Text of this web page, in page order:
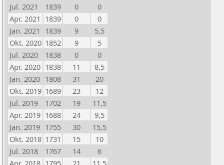
Jul. 2021
1839 0
0
Apr. 2021 1839 0
0
Jan. 2021
1839 9
5,5
Okt. 2020 1852 9
5
Jul. 2020
1838 0
0
Apr. 2020 1838 11
8,5
Jan. 2020 1808 31
20
Okt. 2019 1689 23
12
Jul. 2019
1702 19
11,5
Apr. 2019 1688 24
9,5
Jan. 2019 1755 30
15,5
Okt. 2018 1731 15
10
Jul. 2018
1767 14
6
Apr. 2018 1795 21
11,5